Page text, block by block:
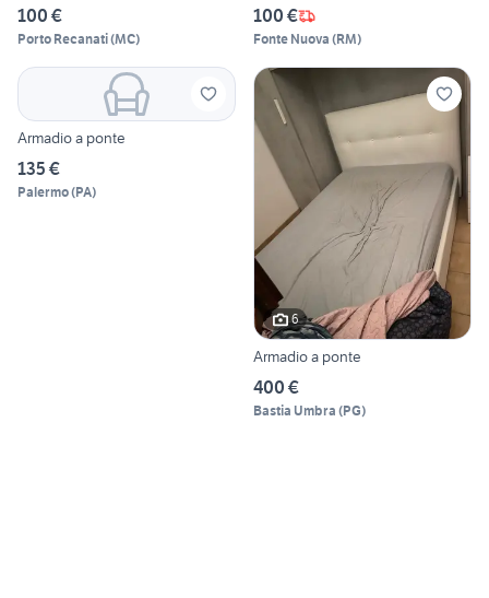
100 €
Porto Recanati(MC)
100 €
Fonte Nuova (RM)
Armadio a ponte
135 €
Palermo(PA)
6
Armadio a ponte
400 €
Bastia Umbra (PG)